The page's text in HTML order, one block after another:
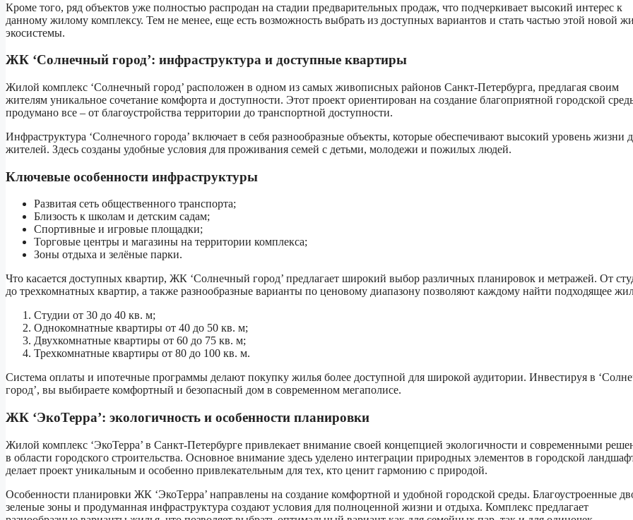
Кроме того, ряд объектов уже полностью распродан на стадии предварительных продаж, что подчеркивает высокий интерес к
данному жилому комплексу. Тем не менее, еще есть возможность выбрать из доступных вариантов и стать частью этой новой
экосистемы.
ЖК ‘Солнечный город’: инфраструктура и доступные квартиры
Жилой комплекс ‘Солнечный город’ расположен в одном из самых живописных районов Санкт-Петербурга, предлагая своим
жителям уникальное сочетание комфорта и доступности. Этот проект ориентирован на создание благоприятной городской
продумано все – от благоустройства территории до транспортной доступности.
Инфраструктура ‘Солнечного города’ включает в себя разнообразные объекты, которые обеспечивают высокий уровень жизни
жителей. Здесь созданы удобные условия для проживания семей с детьми, молодежи и пожилых людей.
Ключевые особенности инфраструктуры
Развитая сеть общественного транспорта;
Близость к школам и детским садам;
Спортивные и игровые площадки;
Торговые центры и магазины на территории комплекса;
Зоны отдыха и зелёные парки.
Что касается доступных квартир, ЖК ‘Солнечный город’ предлагает широкий выбор различных планировок и метражей. От
до трехкомнатных квартир, а также разнообразные варианты по ценовому диапазону позволяют каждому найти подходящее
Студии от 30 до 40 кв. м;
Однокомнатные квартиры от 40 до 50 кв. м;
Двухкомнатные квартиры от 60 до 75 кв. м;
Трехкомнатные квартиры от 80 до 100 кв. м.
Система оплаты и ипотечные программы делают покупку жилья более доступной для широкой аудитории. Инвестируя в
город’, вы выбираете комфортный и безопасный дом в современном мегаполисе.
ЖК ‘ЭкоТерра’: экологичность и особенности планировки
Жилой комплекс ‘ЭкоТерра’ в Санкт-Петербурге привлекает внимание своей концепцией экологичности и современными
в области городского строительства. Основное внимание здесь уделено интеграции природных элементов в городской
делает проект уникальным и особенно привлекательным для тех, кто ценит гармонию с природой.
Особенности планировки ЖК ‘ЭкоТерра’ направлены на создание комфортной и удобной городской среды. Благоустроенные
зеленые зоны и продуманная инфраструктура создают условия для полноценной жизни и отдыха. Комплекс предлагает